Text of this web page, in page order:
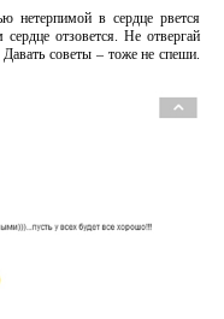
в сердце рвется
отзовется. Не отвергай
советы – тоже не спеши.